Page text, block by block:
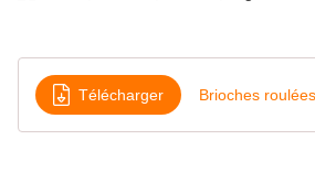
Télécharger